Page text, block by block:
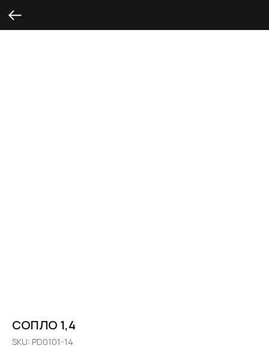
СОПЛО 1,4
SKU: PD0101-14